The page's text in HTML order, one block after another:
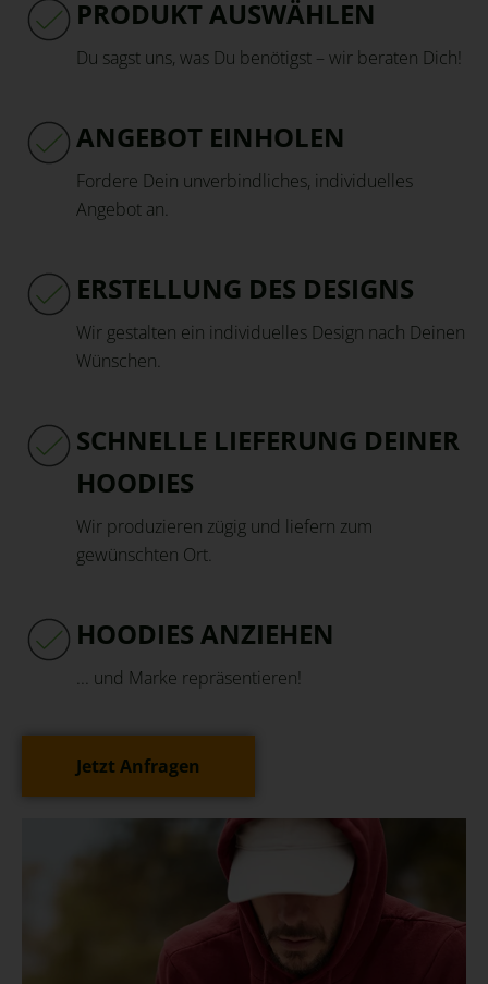
PRODUKT AUSWÄHLEN
Du sagst uns, was Du benötigst – wir beraten Dich!
ANGEBOT EINHOLEN
Fordere Dein unverbindliches, individuelles
Angebot an.
ERSTELLUNG DES DESIGNS
Wir gestalten ein individuelles Design nach Deinen
Wünschen.
SCHNELLE LIEFERUNG DEINER
HOODIES
Wir produzieren zügig und liefern zum
gewünschten Ort.
HOODIES ANZIEHEN
... und Marke repräsentieren!
Jetzt Anfragen